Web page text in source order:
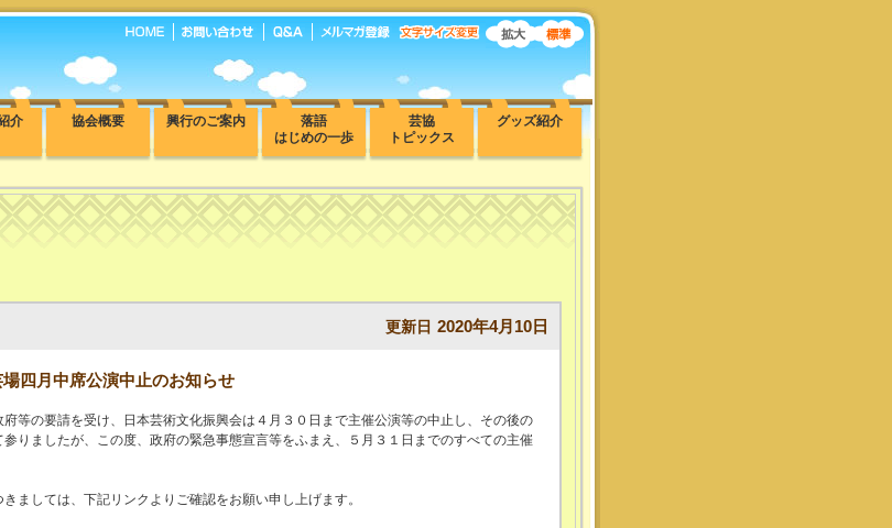
介 協会概要 興行のご案内
落語
はじめの一歩
芸協
トピックス
グッズ紹介
更新日 2020年4月10日
場四月中席公演中止のお知らせ
等の要請を受け、日本芸術文化振興会は４月３０日まで主催公演等の中止し、その後の
りましたが、この度、政府の緊急事態宣言等をふまえ、５月３１日までのすべての主催
ましては、下記リンクよりご確認をお願い申し上げます。